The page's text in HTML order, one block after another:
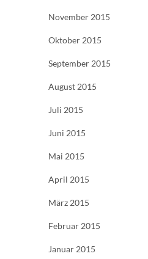
November 2015
Oktober 2015
September 2015
August 2015
Juli 2015
Juni 2015
Mai 2015
April 2015
März 2015
Februar 2015
Januar 2015